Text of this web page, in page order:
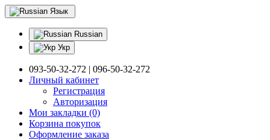
Язык
Russian
Укр
093-50-32-272 | 096-50-32-272
Личный кабинет
Регистрация
Авторизация
Мои закладки (0)
Корзина покупок
Оформление заказа